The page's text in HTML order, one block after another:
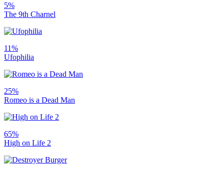
5%
The 9th Charnel
11%
Ufophilia
25%
Romeo is a Dead Man
65%
High on Life 2